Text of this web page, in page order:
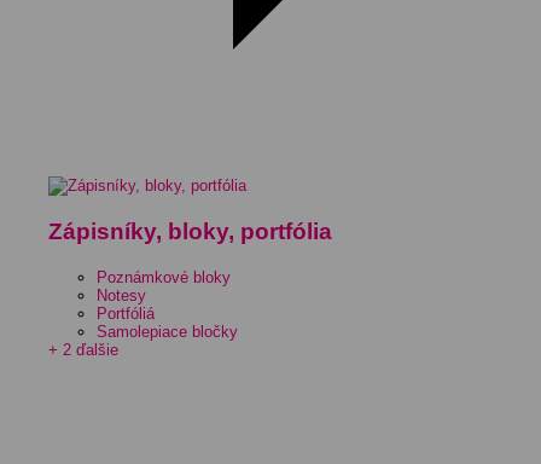
Zápisníky, bloky, portfólia
Poznámkové bloky
Notesy
Portfóliá
Samolepiace bločky
+ 2 ďalšie